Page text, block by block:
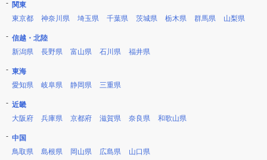
関東
東京都
神奈川県 埼玉県 千葉県 茨城県 栃木県 群馬県 山梨県
信越・北陸
新潟県
長野県 富山県 石川県 福井県
東海
愛知県
岐阜県 静岡県 三重県
近畿
大阪府
兵庫県 京都府 滋賀県 奈良県 和歌山県
中国
鳥取県
島根県 岡山県 広島県 山口県